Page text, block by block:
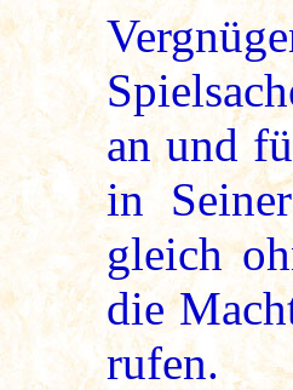
an und
in
gleich
die
rufen.